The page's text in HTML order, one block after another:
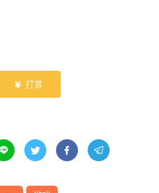
 打赏
   